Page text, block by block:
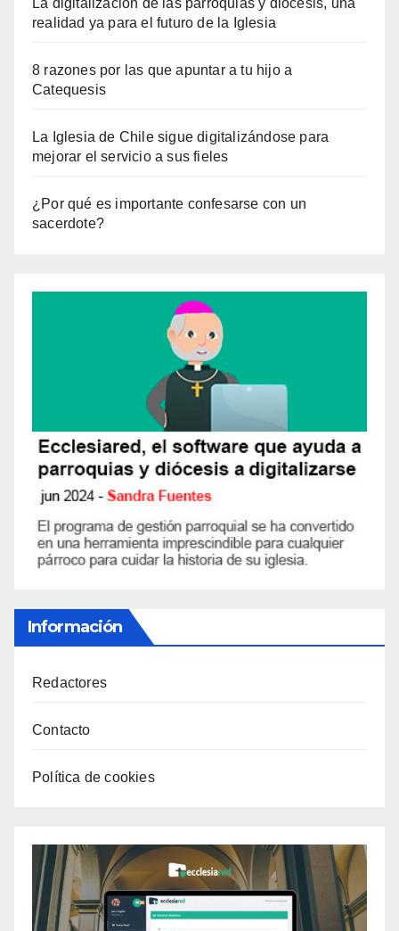
La digitalización de las parroquias y diócesis, una
realidad ya para el futuro de la Iglesia
8 razones por las que apuntar a tu hijo a
Catequesis
La Iglesia de Chile sigue digitalizándose para
mejorar el servicio a sus fieles
¿Por qué es importante confesarse con un
sacerdote?
Información
Redactores
Contacto
Política de cookies